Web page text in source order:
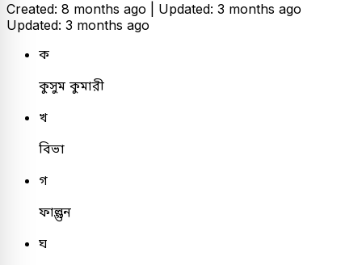
Created: 8 months ago | Updated: 3 months ago
Updated: 3 months ago
ক
কুসুম কুমারী
খ
বিভা
গ
ফাল্গুন
ঘ